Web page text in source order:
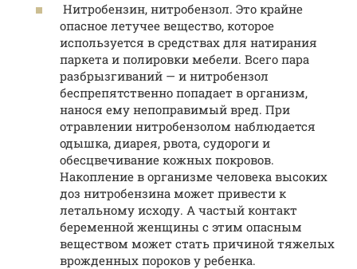
Нитробензин, нитробензол. Это крайне
опасное летучее вещество, которое
используется в средствах для натирания
паркета и полировки мебели. Всего пара
разбрызгиваний — и нитробензол
беспрепятственно попадает в организм,
нанося ему непоправимый вред. При
отравлении нитробензолом наблюдается
одышка, диарея, рвота, судороги и
обесцвечивание кожных покровов.
Накопление в организме человека высоких
доз нитробензина может привести к
летальному исходу. А частый контакт
беременной женщины с этим опасным
веществом может стать причиной тяжелых
врожденных пороков у ребенка.